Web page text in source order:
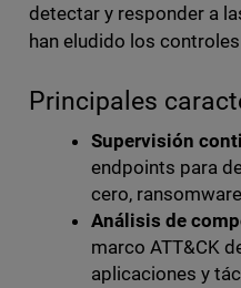
detectar y responder a
han eludido los
Principales
Supervisión
endpoints para
cero,
Análisis de
marco ATT&CK
aplicaciones y